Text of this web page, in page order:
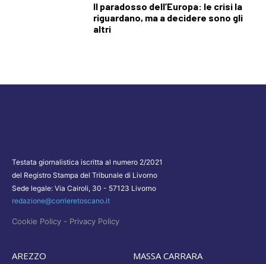
Il paradosso dell’Europa: le crisi la
riguardano, ma a decidere sono gli
altri
Testata giornalistica iscritta al numero 2/2021
del Registro Stampa del Tribunale di Livorno
Sede legale: Via Cairoli, 30 - 57123 Livorno
redazione@corrieretoscano.it
Cookie Policy - Privacy Policy
AREZZO MASSA CARRARA